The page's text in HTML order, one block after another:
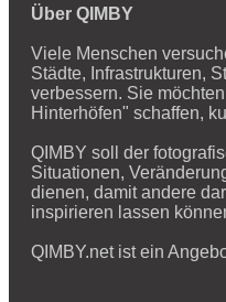
Über QIMBY
Viele Menschen
Städte, Infrastrukturen,
verbessern. Sie
Hinterhöfen" schaffen,
QIMBY soll der
Situationen,
dienen, damit andere
inspirieren lassen
QIMBY.net ist ein